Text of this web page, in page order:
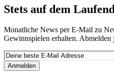
Stets auf dem
Monatliche News per E-Mail zu
Gewinnspielen erhalten.
Anmelden